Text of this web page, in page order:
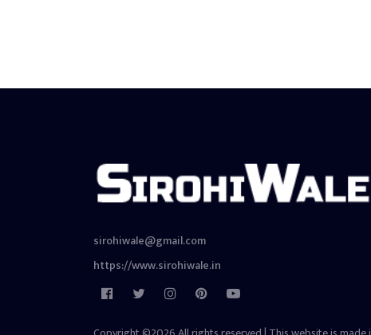
sirohiwale@gmail.com
https://www.sirohiwale.in